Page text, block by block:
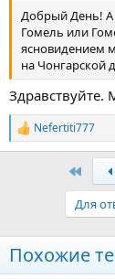
Добрый День! А
Гомель или
ясновидением
на Чонгарской
Р
е
:
Nefertiti777
Для
Похожие